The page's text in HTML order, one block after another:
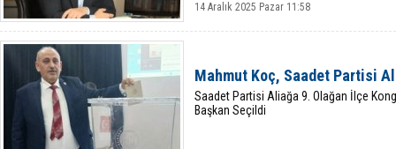
14 Aralık 2025 Pazar 11:58
Mahmut Koç, Saadet Partisi
Saadet Partisi Aliağa 9. Olağan İlçe
Başkan Seçildi